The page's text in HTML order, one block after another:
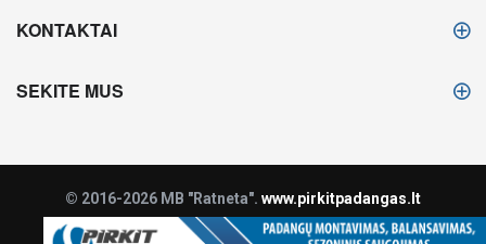
KONTAKTAI
SEKITE MUS
© 2016-2026 MB "Ratneta". www.pirkitpadangas.lt